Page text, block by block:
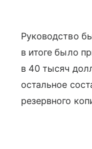
Руководство
в итоге было
в 40 тысяч
остальное
резервного